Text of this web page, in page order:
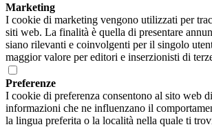
Marketing
I cookie di marketing vengono utilizzati per
siti web. La finalità è quella di presentare
siano rilevanti e coinvolgenti per il singolo
maggior valore per editori e inserzionisti di
Preferenze
I cookie di preferenza consentono al sito web
informazioni che ne influenzano il
la lingua preferita o la località nella quale ti